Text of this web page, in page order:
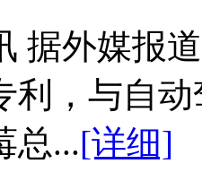
据外媒报
利，与自
总...[详细]